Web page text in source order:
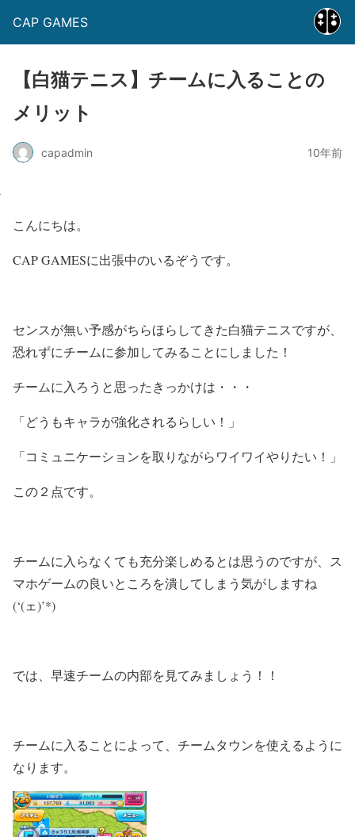
CAP GAMES
【白猫テニス】チームに入ることの
メリット
capadmin 10年前
こんにちは。
CAP GAMESに出張中のいるぞうです。
センスが無い予感がちらほらしてきた白猫テニスですが、
恐れずにチームに参加してみることにしました！
チームに入ろうと思ったきっかけは・・・
「どうもキャラが強化されるらしい！」
「コミュニケーションを取りながらワイワイやりたい！」
この２点です。
チームに入らなくても充分楽しめるとは思うのですが、ス
マホゲームの良いところを潰してしまう気がしますね
(‘(ェ)’*)
では、早速チームの内部を見てみましょう！！
チームに入ることによって、チームタウンを使えるように
なります。